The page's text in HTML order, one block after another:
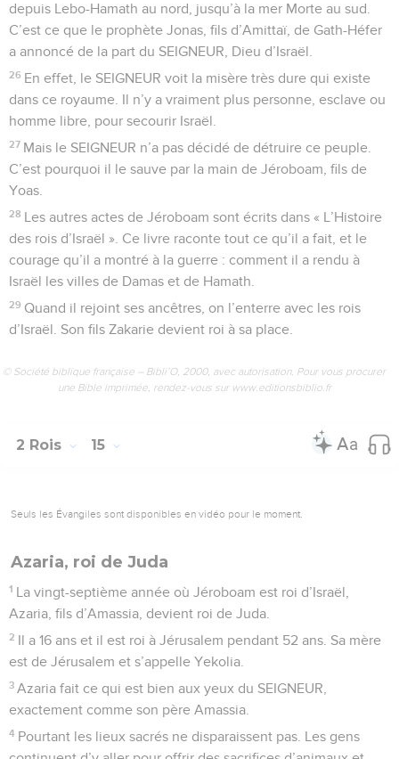
depuis Lebo-Hamath au nord, jusqu’à la mer Morte au sud.
C’est ce que le prophète Jonas, fils d’Amittaï, de Gath-Héfer
a annoncé de la part du SEIGNEUR, Dieu d’Israël.
26 En effet, le SEIGNEUR voit la misère très dure qui existe
dans ce royaume. Il n’y a vraiment plus personne, esclave ou
homme libre, pour secourir Israël.
27 Mais le SEIGNEUR n’a pas décidé de détruire ce peuple.
C’est pourquoi il le sauve par la main de Jéroboam, fils de
Yoas.
28 Les autres actes de Jéroboam sont écrits dans « L’Histoire
des rois d’Israël ». Ce livre raconte tout ce qu’il a fait, et le
courage qu’il a montré à la guerre : comment il a rendu à
Israël les villes de Damas et de Hamath.
29 Quand il rejoint ses ancêtres, on l’enterre avec les rois
d’Israël. Son fils Zakarie devient roi à sa place.
© Société biblique française – Bibli’O, 2000, avec autorisation. Pour vous procurer
une Bible imprimée, rendez-vous sur www.editionsbiblio.fr
2 Rois 15
Seuls les Évangiles sont disponibles en vidéo pour le moment.
Azaria, roi de Juda
1 La vingt-septième année où Jéroboam est roi d’Israël,
Azaria, fils d’Amassia, devient roi de Juda.
2 Il a 16 ans et il est roi à Jérusalem pendant 52 ans. Sa mère
est de Jérusalem et s’appelle Yekolia.
3 Azaria fait ce qui est bien aux yeux du SEIGNEUR,
exactement comme son père Amassia.
4 Pourtant les lieux sacrés ne disparaissent pas. Les gens